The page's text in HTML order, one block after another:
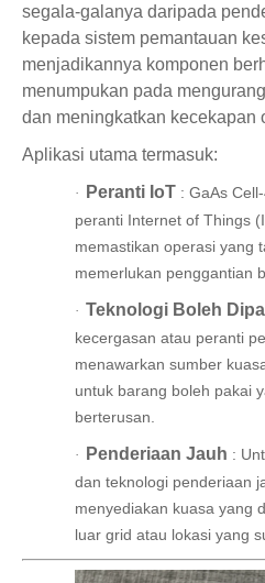
segala-galanya daripada
kepada sistem pemantauan
menjadikannya komponen
menumpukan pada
dan meningkatkan kecekapan
Aplikasi utama termasuk:
· Peranti IoT : GaAs
peranti Internet of Things
memastikan operasi yang
memerlukan penggantian
· Teknologi Boleh
kecergasan atau peranti
menawarkan sumber
untuk barang boleh pakai
berterusan.
· Penderiaan Jauh :
dan teknologi penderiaan
menyediakan kuasa yang
luar grid atau lokasi yang